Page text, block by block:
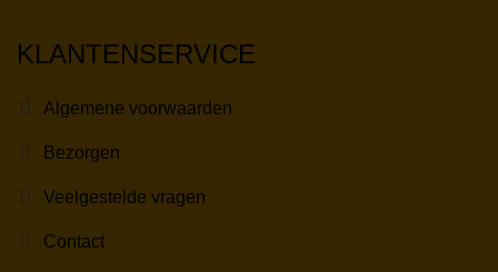
KLANTENSERVICE
Algemene voorwaarden
Bezorgen
Veelgestelde vragen
Contact